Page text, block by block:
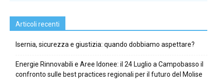
Articoli recenti
Isernia, sicurezza e giustizia: quando dobbiamo aspettare?
Energie Rinnovabili e Aree Idonee: il 24 Luglio a Campobasso il
confronto sulle best practices regionali per il futuro del Molise